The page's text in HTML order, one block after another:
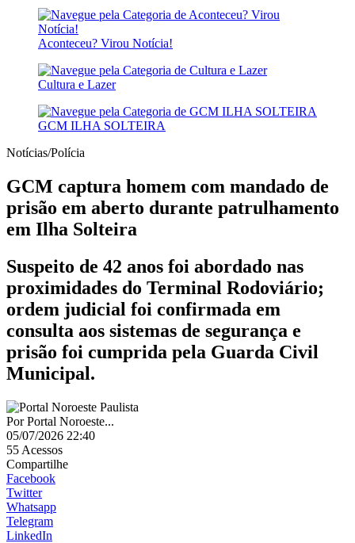
Aconteceu? Virou Notícia!
Cultura e Lazer
GCM ILHA SOLTEIRA
Notícias/Polícia
GCM captura homem com mandado de
prisão em aberto durante patrulhamento
em Ilha Solteira
Suspeito de 42 anos foi abordado nas
proximidades do Terminal Rodoviário;
ordem judicial foi confirmada em
consulta aos sistemas de segurança e
prisão foi cumprida pela Guarda Civil
Municipal.
PorPortal Noroeste...
05/07/2026 22:40
55 Acessos
Compartilhe
Facebook
Twitter
Whatsapp
Telegram
LinkedIn